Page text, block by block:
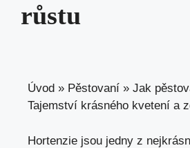
růstu
Úvod » Pěstovaní » Jak
Tajemství krásného kvetení a
Hortenzie jsou jedny z